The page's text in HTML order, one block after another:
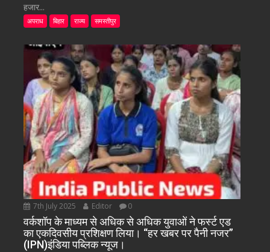
हजार...
अपराध बिहार राज्य समस्तीपुर
7th July 2025 Editor 0
वर्कशॉप के माध्यम से अधिक से अधिक युवाओं ने फर्स्ट एड
का एकदिवसीय प्रशिक्षण लिया। “हर खबर पर पैनी नजर”
(IPN)इंडिया पब्लिक न्यूज।